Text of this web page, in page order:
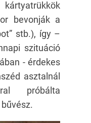
bevonják a
stb.), így –
szituáció
- érdekes
asztalnál
próbálta